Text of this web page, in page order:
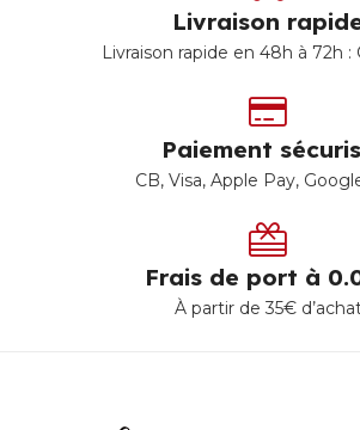
Livraison
Livraison rapide en 48h à 72h :
Paiement
CB, Visa, Apple Pay,
Frais de port à
À partir de 35€